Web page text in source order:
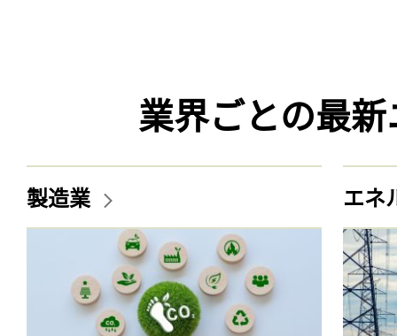
業界ごとの最
製造業 エネ